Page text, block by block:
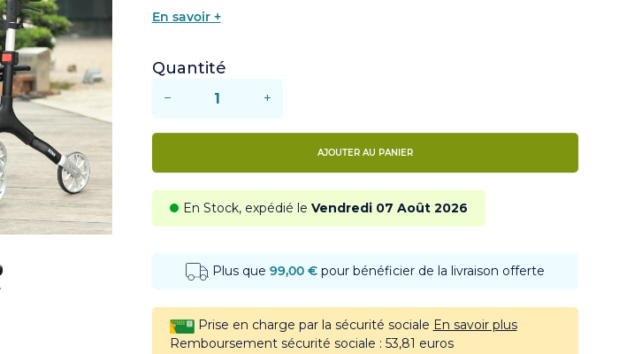
En savoir +
Quantité
− +
AJOUTER AU PANIER
En Stock, expédié le Vendredi 07 Août 2026
Plus que 99,00 €pour bénéficier de la livraison offerte
Prise en charge par la sécurité sociale En savoir plus
Remboursement sécurité sociale : 53,81 euros